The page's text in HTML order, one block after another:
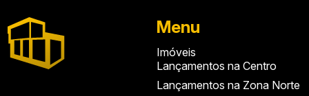
Menu
Imóveis
Lançamentos na Centro
Lançamentos na Zona Norte